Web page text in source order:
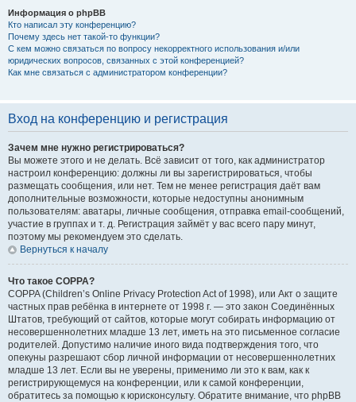
Информация о phpBB
Кто написал эту конференцию?
Почему здесь нет такой-то функции?
С кем можно связаться по вопросу некорректного использования и/или
юридических вопросов, связанных с этой конференцией?
Как мне связаться с администратором конференции?
Вход на конференцию и регистрация
Зачем мне нужно регистрироваться?
Вы можете этого и не делать. Всё зависит от того, как администратор
настроил конференцию: должны ли вы зарегистрироваться, чтобы
размещать сообщения, или нет. Тем не менее регистрация даёт вам
дополнительные возможности, которые недоступны анонимным
пользователям: аватары, личные сообщения, отправка email-сообщений,
участие в группах и т. д. Регистрация займёт у вас всего пару минут,
поэтому мы рекомендуем это сделать.
Вернуться к началу
Что такое COPPA?
COPPA (Children’s Online Privacy Protection Act of 1998), или Акт о защите
частных прав ребёнка в интернете от 1998 г. — это закон Соединённых
Штатов, требующий от сайтов, которые могут собирать информацию от
несовершеннолетних младше 13 лет, иметь на это письменное согласие
родителей. Допустимо наличие иного вида подтверждения того, что
опекуны разрешают сбор личной информации от несовершеннолетних
младше 13 лет. Если вы не уверены, применимо ли это к вам, как к
регистрирующемуся на конференции, или к самой конференции,
обратитесь за помощью к юрисконсульту. Обратите внимание, что phpBB